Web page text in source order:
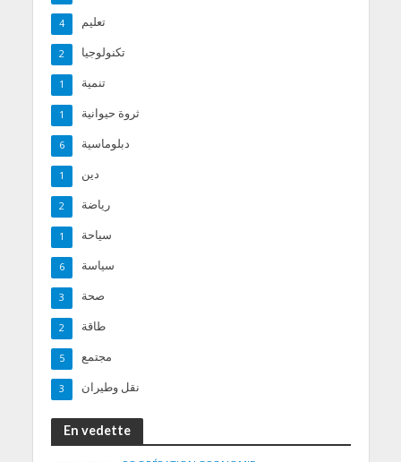
تعليم 4
تكنولوجيا 2
تنمية 1
ثروة حيوانية 1
دبلوماسية 6
دين 1
رياضة 2
سياحة 1
سياسة 6
صحة 3
طاقة 2
مجتمع 5
نقل وطيران 3
En vedette